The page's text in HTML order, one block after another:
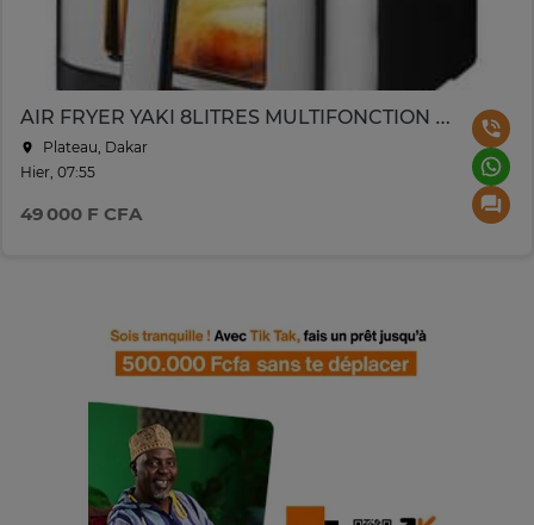
AIR FRYER YAKI 8LITRES MULTIFONCTION DIGITAL NOIR GRIS
Plateau, Dakar
Hier, 07:55
49 000 F CFA